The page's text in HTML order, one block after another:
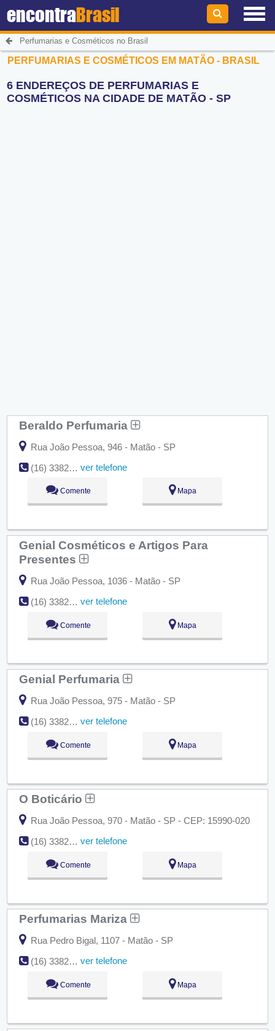
encontraBrasil
Perfumarias e Cosméticos no Brasil
PERFUMARIAS E COSMÉTICOS EM MATÃO - BRASIL
6 ENDEREÇOS DE PERFUMARIAS E
COSMÉTICOS NA CIDADE DE MATÃO - SP
Beraldo Perfumaria
Rua João Pessoa, 946 - Matão - SP
(16) 3382-4922
ver telefone
Comente Mapa
Genial Cosméticos e Artigos Para
Presentes
Rua João Pessoa, 1036 - Matão - SP
(16) 3382-1023
ver telefone
Comente Mapa
Genial Perfumaria
Rua João Pessoa, 975 - Matão - SP
(16) 3382-5433
ver telefone
Comente Mapa
O Boticário
Rua João Pessoa, 970 - Matão - SP - CEP: 15990-020
(16) 3382-2392
ver telefone
Comente Mapa
Perfumarias Mariza
Rua Pedro Bigal, 1107 - Matão - SP
(16) 3382-9531
ver telefone
Comente Mapa